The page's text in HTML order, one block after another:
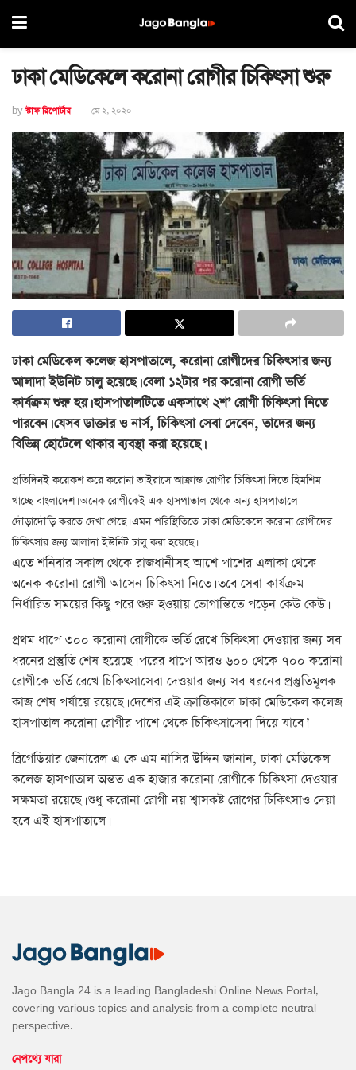
ঢাকা মেডিকেলে করোনা রোগীর চিকিৎসা শুরু
by স্টাফ রিপোর্টার মে ২, ২০২০
ঢাকা মেডিকেল কলেজ হাসপাতালে, করোনা রোগীদের চিকিৎসার জন্য
আলাদা ইউনিট চালু হয়েছে। বেলা ১২টার পর করোনা রোগী ভর্তি
কার্যক্রম শুরু হয়। হাসপাতালটিতে একসাথে ২শ’ রোগী চিকিৎসা নিতে
পারবেন। যেসব ডাক্তার ও নার্স, চিকিৎসা সেবা দেবেন, তাদের জন্য
বিভিন্ন হোটেলে থাকার ব্যবস্থা করা হয়েছে।
প্রতিদিনই কয়েকশ করে করোনা ভাইরাসে আক্রান্ত রোগীর চিকিৎসা দিতে হিমশিম
খাচ্ছে বাংলাদেশ। অনেক রোগীকেই এক হাসপাতাল থেকে অন্য হাসপাতালে
দৌড়াদৌড়ি করতে দেখা গেছে। এমন পরিস্থিতিতে ঢাকা মেডিকেলে করোনা রোগীদের
চিকিৎসার জন্য আলাদা ইউনিট চালু করা হয়েছে।
এতে শনিবার সকাল থেকে রাজধানীসহ আশে পাশের এলাকা থেকে
অনেক করোনা রোগী আসেন চিকিৎসা নিতে। তবে সেবা কার্যক্রম
নির্ধারিত সময়ের কিছু পরে শুরু হওয়ায় ভোগান্তিতে পড়েন কেউ কেউ।
প্রথম ধাপে ৩০০ করোনা রোগীকে ভর্তি রেখে চিকিৎসা দেওয়ার জন্য সব
ধরনের প্রস্তুতি শেষ হয়েছে। পরের ধাপে আরও ৬০০ থেকে ৭০০ করোনা
রোগীকে ভর্তি রেখে চিকিৎসাসেবা দেওয়ার জন্য সব ধরনের প্রস্তুতিমূলক
কাজ শেষ পর্যায়ে রয়েছে। দেশের এই ক্রান্তিকালে ঢাকা মেডিকেল কলেজ
হাসপাতাল করোনা রোগীর পাশে থেকে চিকিৎসাসেবা দিয়ে যাবে।’
ব্রিগেডিয়ার জেনারেল এ কে এম নাসির উদ্দিন জানান, ঢাকা মেডিকেল
কলেজ হাসপাতাল অন্তত এক হাজার করোনা রোগীকে চিকিৎসা দেওয়ার
সক্ষমতা রয়েছে। শুধু করোনা রোগী নয় শ্বাসকষ্ট রোগের চিকিৎসাও দেয়া
হবে এই হাসপাতালে।
Jago Bangla 24 is a leading Bangladeshi Online News Portal,
covering various topics and analysis from a complete neutral
perspective.
নেপথ্যে যারা